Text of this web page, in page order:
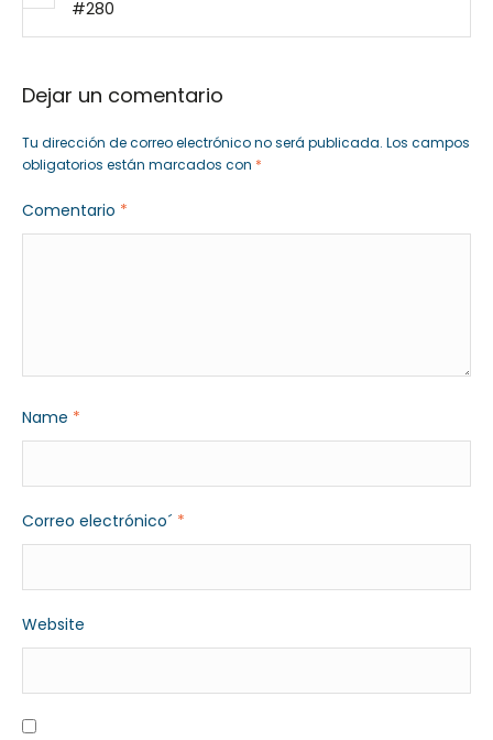
#280
Dejar un comentario
Tu dirección de correo electrónico no será publicada. Los campos
obligatorios están marcados con *
Comentario *
Name *
Correo electrónico´ *
Website